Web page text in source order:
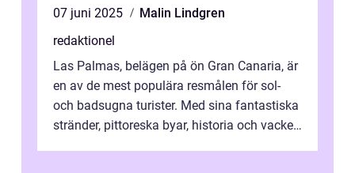
07 juni 2025
Malin Lindgren
redaktionel
Las Palmas, belägen på ön Gran Canaria, är
en av de mest populära resmålen för sol-
och badsugna turister. Med sina fantastiska
stränder, pittoreska byar, historia och vacker